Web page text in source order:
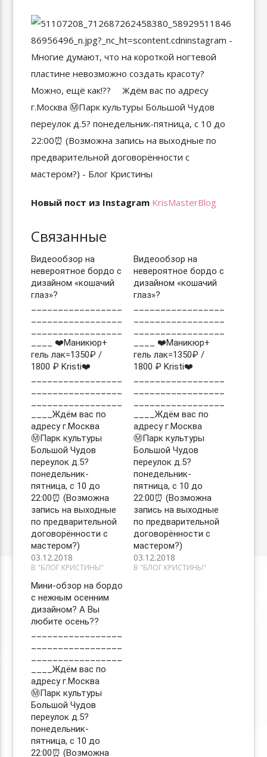
Новый пост из Instagram KrisMasterBlog
Связанные
Видеообзор на
невероятное бордо с
дизайном «кошачий
глаз»?
____ ❤️Маникюр+
гель лак=1350₽ /
1800 ₽ Kristi❤️
____Ждём вас по
адресу г.Москва
Ⓜ️Парк культуры
Большой Чудов
переулок д.5?
понедельник-
пятница, с 10 до
22:00⏰ (Возможна
запись на выходные
по предварительной
договорённости с
мастером?)
03.12.2018
В "БЛОГ КРИСТИНЫ"
Видеообзор на
невероятное бордо с
дизайном «кошачий
глаз»?
____ ❤️Маникюр+
гель лак=1350₽ /
1800 ₽ Kristi❤️
____Ждём вас по
адресу г.Москва
Ⓜ️Парк культуры
Большой Чудов
переулок д.5?
понедельник-
пятница, с 10 до
22:00⏰ (Возможна
запись на выходные
по предварительной
договорённости с
мастером?)
03.12.2018
В "БЛОГ КРИСТИНЫ"
Мини-обзор на бордо
с нежным осенним
дизайном? А Вы
любите осень??
____Ждём вас по
адресу г.Москва
Ⓜ️Парк культуры
Большой Чудов
переулок д.5?
понедельник-
пятница, с 10 до
22:00⏰ (Возможна